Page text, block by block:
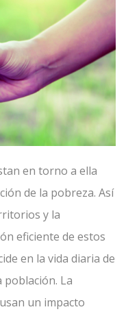
en torno a ella
de la pobreza. Así
y la
eficiente de estos
en la vida diaria de
La
un impacto